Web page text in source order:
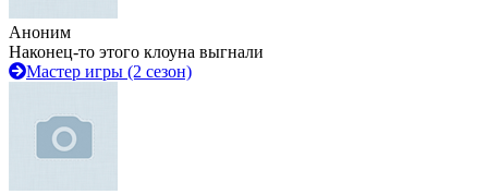
Аноним
Наконец-то этого клоуна выгнали
Мастер игры (2 сезон)